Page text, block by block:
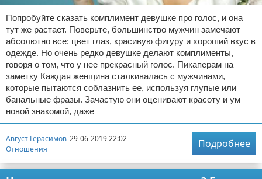
Попробуйте сказать комплимент девушке про голос, и она
тут же растает. Поверьте, большинство мужчин замечают
абсолютно все: цвет глаз, красивую фигуру и хороший вкус в
одежде. Но очень редко девушке делают комплименты,
говоря о том, что у нее прекрасный голос. Пикаперам на
заметку Каждая женщина сталкивалась с мужчинами,
которые пытаются соблазнить ее, используя глупые или
банальные фразы. Зачастую они оценивают красоту и ум
новой знакомой, даже
Август Герасимов 29-06-2019 22:02
Отношения
Подробнее